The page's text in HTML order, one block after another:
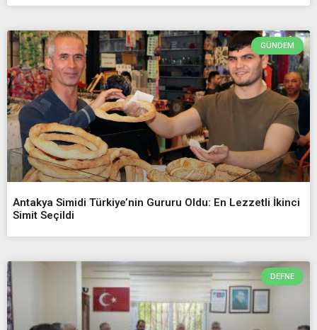
GÜNDEM
Antakya Simidi Türkiye’nin Gururu Oldu: En Lezzetli İkinci
Simit Seçildi
DEFNE